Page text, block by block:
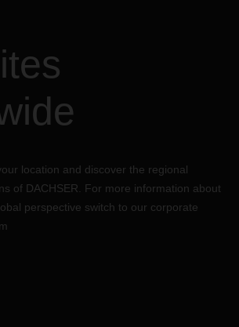
location and discover the regional
of DACHSER. For more information about
perspective switch to our corporate